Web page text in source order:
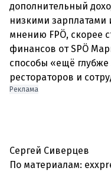
дополнительный
низкими зарплатами
мнению FPÖ, скорее
финансов от SPÖ
способы «ещё
рестораторов и
Реклама
Сергей Сиверцев
По материалам: